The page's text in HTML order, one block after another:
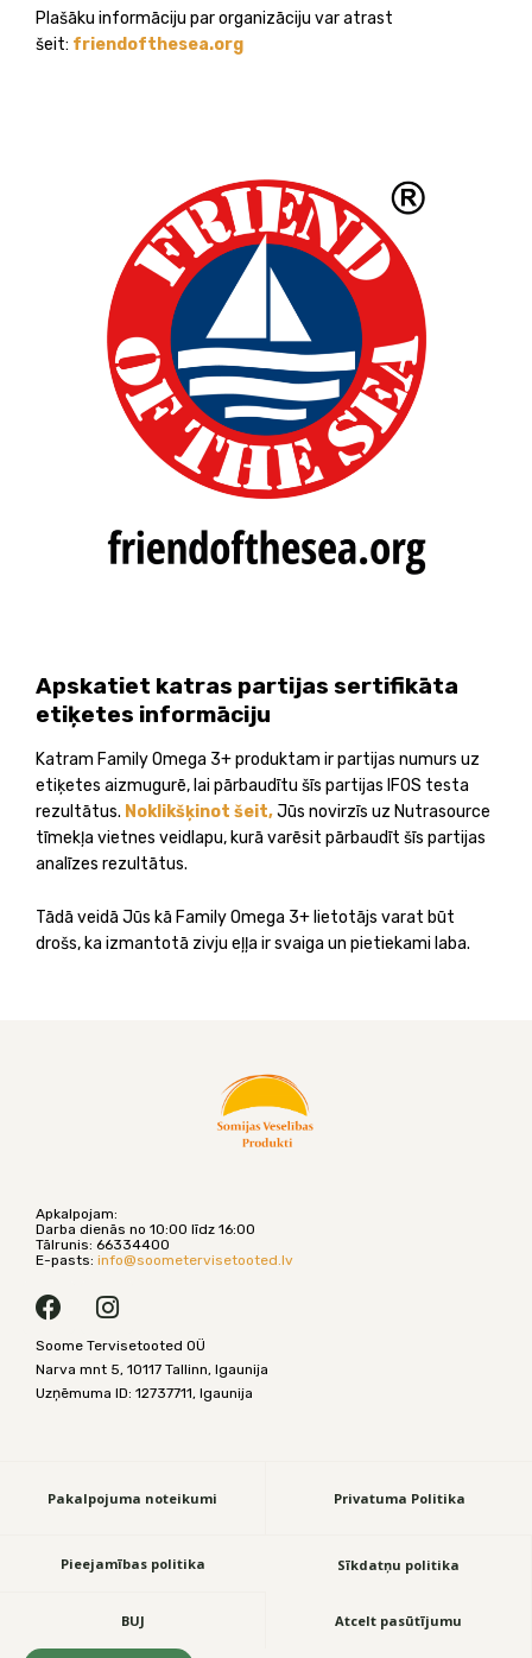
Plašāku informāciju par organizāciju var atrast
šeit: friendofthesea.org
Apskatiet katras partijas sertifikāta
etiķetes informāciju
Katram Family Omega 3+ produktam ir partijas numurs uz
etiķetes aizmugurē, lai pārbaudītu šīs partijas IFOS testa
rezultātus. Noklikšķinot šeit,Jūs novirzīs uz Nutrasource
tīmekļa vietnes veidlapu, kurā varēsit pārbaudīt šīs partijas
analīzes rezultātus.
Tādā veidā Jūs kā Family Omega 3+ lietotājs varat būt
drošs, ka izmantotā zivju eļļa ir svaiga un pietiekami laba.
Apkalpojam:
Darba dienās no 10:00 līdz 16:00
Tālrunis: 66334400
E-pasts: info@soometervisetooted.lv
F
c
e
b
k
I
s
t
a
m
Soome Tervisetooted OÜ
Narva mnt 5, 10117 Tallinn, Igaunija
Uzņēmuma ID: 12737711, Igaunija
Pakalpojuma noteikumi Privatuma Politika
Pieejamības politika Sīkdatņu politika
BUJ Atcelt pasūtījumu